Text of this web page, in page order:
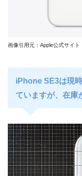
画像引用元：Apple公式サイト
iPhone SE3は現
ていますが、在庫